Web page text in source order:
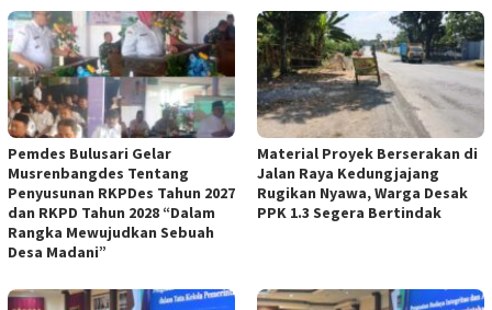
Pemdes Bulusari Gelar
Musrenbangdes Tentang
Penyusunan RKPDes Tahun 2027
dan RKPD Tahun 2028 “Dalam
Rangka Mewujudkan Sebuah
Desa Madani”
Material Proyek Berserakan di
Jalan Raya Kedungjajang
Rugikan Nyawa, Warga Desak
PPK 1.3 Segera Bertindak